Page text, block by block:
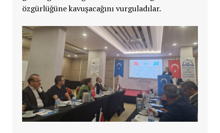
özgürlüğüne kavuşacağını vurguladılar.